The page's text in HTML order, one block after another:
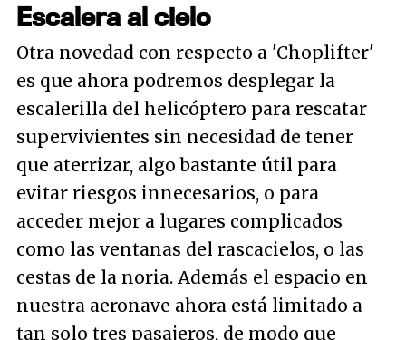
Escalera al cielo
Otra novedad con respecto a 'Choplifter'
es que ahora podremos desplegar la
escalerilla del helicóptero para rescatar
supervivientes sin necesidad de tener
que aterrizar, algo bastante útil para
evitar riesgos innecesarios, o para
acceder mejor a lugares complicados
como las ventanas del rascacielos, o las
cestas de la noria. Además el espacio en
nuestra aeronave ahora está limitado a
tan solo tres pasajeros, de modo que